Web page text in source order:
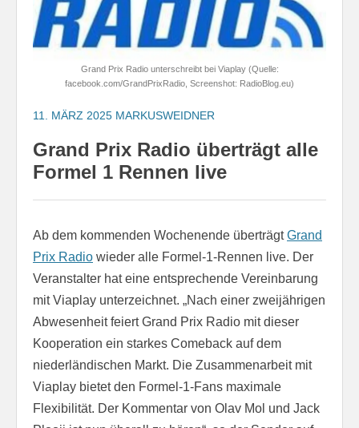
Grand Prix Radio unterschreibt bei Viaplay (Quelle:
facebook.com/GrandPrixRadio, Screenshot: RadioBlog.eu)
11. MÄRZ 2025 MARKUSWEIDNER
Grand Prix Radio überträgt alle
Formel 1 Rennen live
Ab dem kommenden Wochenende überträgtGrand
Prix Radio wieder alle Formel-1-Rennen live. Der
Veranstalter hat eine entsprechende Vereinbarung
mit Viaplay unterzeichnet. „Nach einer zweijährigen
Abwesenheit feiert Grand Prix Radio mit dieser
Kooperation ein starkes Comeback auf dem
niederländischen Markt. Die Zusammenarbeit mit
Viaplay bietet den Formel-1-Fans maximale
Flexibilität. Der Kommentar von Olav Mol und Jack